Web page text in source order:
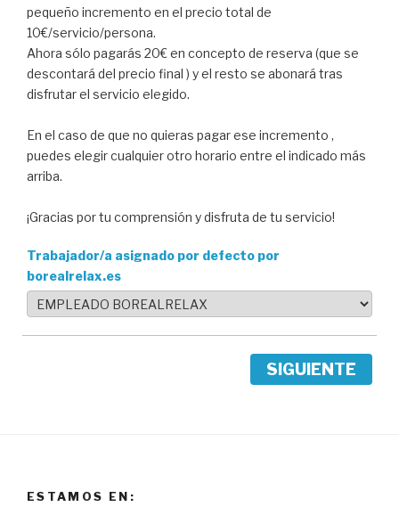
pequeño incremento en el precio total de
10€/servicio/persona.
Ahora sólo pagarás 20€ en concepto de reserva (que se
descontará del precio final ) y el resto se abonará tras
disfrutar el servicio elegido.
En el caso de que no quieras pagar ese incremento ,
puedes elegir cualquier otro horario entre el indicado más
arriba.
¡Gracias por tu comprensión y disfruta de tu servicio!
Trabajador/a asignado por defecto por
borealrelax.es
SIGUIENTE
ESTAMOS EN: